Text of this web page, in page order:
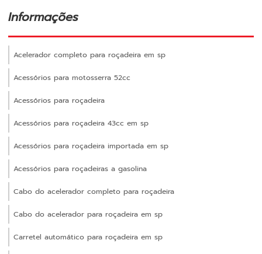
Informações
Acelerador completo para roçadeira em sp
Acessórios para motosserra 52cc
Acessórios para roçadeira
Acessórios para roçadeira 43cc em sp
Acessórios para roçadeira importada em sp
Acessórios para roçadeiras a gasolina
Cabo do acelerador completo para roçadeira
Cabo do acelerador para roçadeira em sp
Carretel automático para roçadeira em sp